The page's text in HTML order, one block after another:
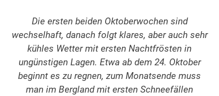
Die ersten beiden Oktoberwochen sind
wechselhaft, danach folgt klares, aber auch sehr
kühles Wetter mit ersten Nachtfrösten in
ungünstigen Lagen. Etwa ab dem 24. Oktober
beginnt es zu regnen, zum Monatsende muss
man im Bergland mit ersten Schneefällen